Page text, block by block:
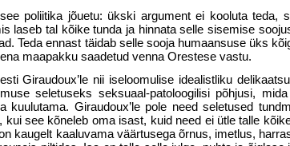
poliitika jõuetu: ükski argument ei kooluta teda,
laseb tal kõike tunda ja hinnata selle sisemise
Teda ennast täidab selle sooja humaansuse üks
maapakku saadetud venna Orestese vastu.
Giraudoux’le nii iseloomulise idealistliku
seletuseks seksuaal-patoloogilisi põhjusi,
kuulutama. Giraudoux’le pole need seletused
see kõneleb oma isast, kuid need ei ütle talle
kaugelt kaaluvama väärtusega õrnus, imetlus,